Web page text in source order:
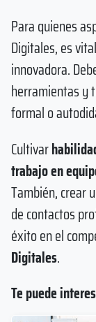
Para quienes
Digitales, es
innovadora.
herramientas y
formal o
Cultivar
trabajo en
También, crear
de contactos
éxito en el
Digitales.
Te puede